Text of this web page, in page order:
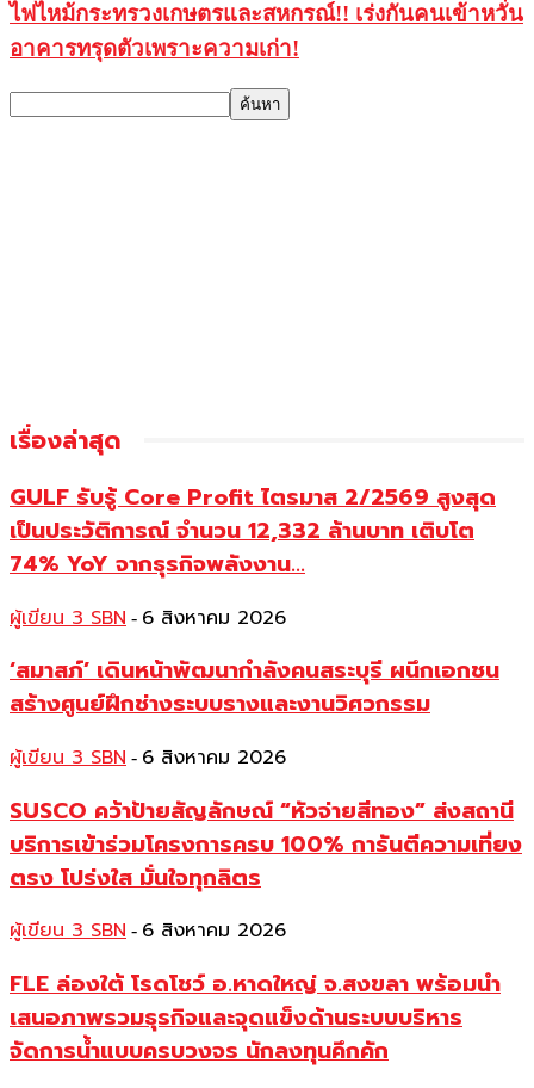
ไฟไหม้กระทรวงเกษตรและสหกรณ์!! เร่งกันคนเข้าหวั่น
อาคารทรุดตัวเพราะความเก่า!
เรื่องล่าสุด
GULF รับรู้ Core Profit ไตรมาส 2/2569 สูงสุด
เป็นประวัติการณ์ จำนวน 12,332 ล้านบาท เติบโต
74% YoY จากธุรกิจพลังงาน...
ผู้เขียน 3 SBN - 6 สิงหาคม 2026
‘สมาสภ์’ เดินหน้าพัฒนากำลังคนสระบุรี ผนึกเอกชน
สร้างศูนย์ฝึกช่างระบบรางและงานวิศวกรรม
ผู้เขียน 3 SBN - 6 สิงหาคม 2026
SUSCO คว้าป้ายสัญลักษณ์ “หัวจ่ายสีทอง” ส่งสถานี
บริการเข้าร่วมโครงการครบ 100% การันตีความเที่ยง
ตรง โปร่งใส มั่นใจทุกลิตร
ผู้เขียน 3 SBN - 6 สิงหาคม 2026
FLE ล่องใต้ โรดโชว์ อ.หาดใหญ่ จ.สงขลา พร้อมนำ
เสนอภาพรวมธุรกิจและจุดแข็งด้านระบบบริหาร
จัดการน้ำแบบครบวงจร นักลงทุนคึกคัก